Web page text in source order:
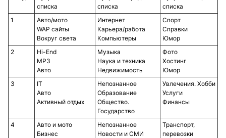
списка
списка
списка
1
Авто/мото
WAP сайты
Вокруг света
Интернет
Карьера/работа
Компьютеры
Спорт
Справки
Юмор
2
Hi-End
MP3
Авто
Музыка
Наука и техника
Недвижимость
Фото
Хостинг
Юмор
3
IT
Авто
Активный отдых
Непознанное
Образование
Общество.
Государство
Увлечения. Хобби
Услуги
Финансы
4
Авто и мото
Бизнес
Непознанное
Новости и СМИ
Транспорт,
перевозки